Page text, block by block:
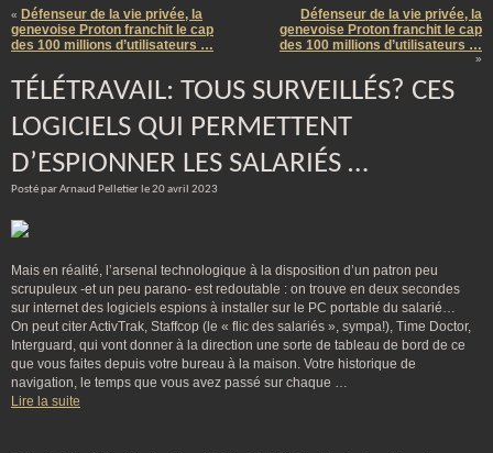
« Défenseur de la vie privée, la
genevoise Proton franchit le cap
des 100 millions d’utilisateurs …
Défenseur de la vie privée, la
genevoise Proton franchit le cap
des 100 millions d’utilisateurs …
»
TÉLÉTRAVAIL: TOUS SURVEILLÉS? CES
LOGICIELS QUI PERMETTENT
D’ESPIONNER LES SALARIÉS …
Posté par Arnaud Pelletier le 20 avril 2023
Mais en réalité, l’arsenal technologique à la disposition d’un patron peu
scrupuleux -et un peu parano- est redoutable : on trouve en deux secondes
sur internet des logiciels espions à installer sur le PC portable du salarié…
On peut citer ActivTrak, Staffcop (le « flic des salariés », sympa!), Time Doctor,
Interguard, qui vont donner à la direction une sorte de tableau de bord de ce
que vous faites depuis votre bureau à la maison. Votre historique de
navigation, le temps que vous avez passé sur chaque …
Lire la suite